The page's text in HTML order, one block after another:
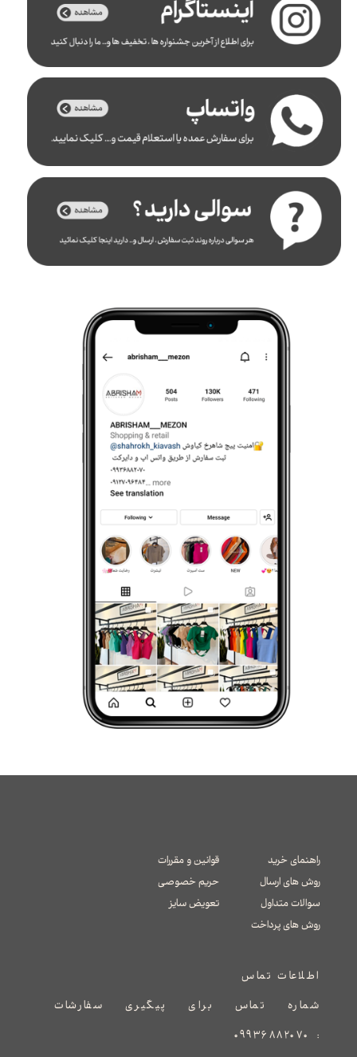
راهنمای خرید
روش های ارسال
سوالات متداول
​​​​​​​روش های پرداخت
قوانین و مقررات
حریم خصوصی
تعویض سایز
اطلاعات تماس
شماره تماس برای پیگیری سفارشات
: ۰۹۹۳۶۸۸۲۰۷۰